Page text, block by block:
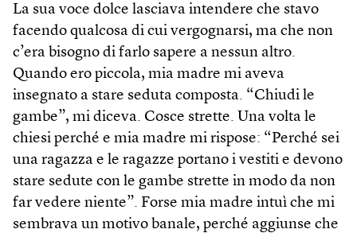
La sua voce dolce lasciava intendere che stavo
facendo qualcosa di cui vergognarsi, ma che non
c’era bisogno di farlo sapere a nessun altro.
Quando ero piccola, mia madre mi aveva
insegnato a stare seduta composta. “Chiudi le
gambe”, mi diceva. Cosce strette. Una volta le
chiesi perché e mia madre mi rispose: “Perché sei
una ragazza e le ragazze portano i vestiti e devono
stare sedute con le gambe strette in modo da non
far vedere niente”. Forse mia madre intuì che mi
sembrava un motivo banale, perché aggiunse che